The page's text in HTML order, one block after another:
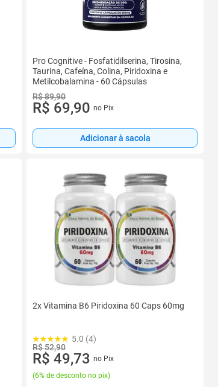
Pro Cognitive - Fosfatidilserina, Tirosina,
Taurina, Cafeína, Colina, Piridoxina e
Metilcobalamina - 60 Cápsulas
R$ 89,90
R$ 69,90 no Pix
Adicionar à sacola
2x Vitamina B6 Piridoxina 60 Caps 60mg
5.0 (4)
R$ 52,90
R$ 49,73 no Pix
(6% de desconto no pix)